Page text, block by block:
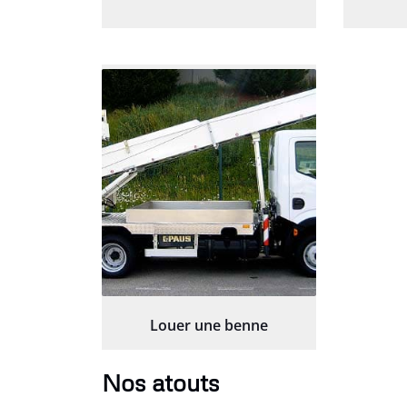
Louer une benne
Nos atouts